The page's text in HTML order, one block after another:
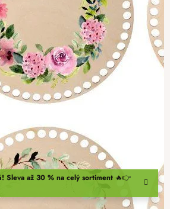
Sleva až 30 % na celý sortiment 🔥👉